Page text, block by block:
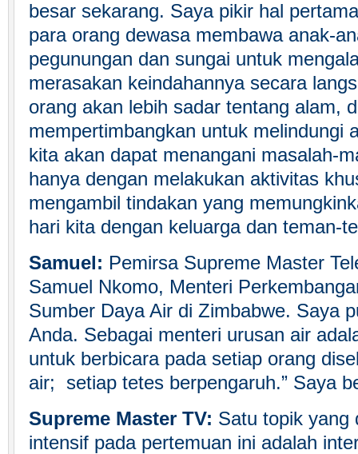
besar sekarang. Saya pikir hal
para orang dewasa membawa anak-
pegunungan dan sungai untuk
merasakan keindahannya secara
orang akan lebih sadar tentang alam,
mempertimbangkan untuk melindungi
kita akan dapat menangani masalah-
hanya dengan melakukan aktivitas
mengambil tindakan yang
hari kita dengan keluarga dan teman-
Samuel: Pemirsa Supreme Master
Samuel Nkomo, Menteri
Sumber Daya Air di Zimbabwe. Saya
Anda. Sebagai menteri urusan air
untuk berbicara pada setiap orang
air; setiap tetes berpengaruh.” Saya
Supreme Master TV: Satu topik yang
intensif pada pertemuan ini adalah